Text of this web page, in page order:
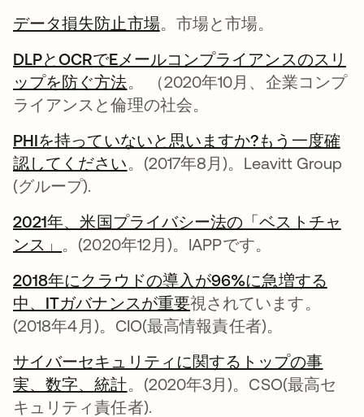
データ損失防止市場新しいタブで開く
。市場と市場。
DLPとOCRでEメールコンプライアンスのスリ
ップを防ぐ方法新しいタブで開く
。 （2020年10月、企業コンプ
ライアンスと倫理の社会。
PHIを持っていないと思いますか?もう一度確
認してください新しいタブで開く
。(2017年8月)。Leavitt Group
(グループ).
2021年、米国プライバシー法の「ベストチャ
ンス」 新しいタブで開く
。(2020年12月)。IAPPです。
2018年にクラウドの導入が96%に急増する
中、ITガバナンスが重要新しいタブで開く
視されています。
(2018年4月)。CIO(最高情報責任者)。
サイバーセキュリティに関するトップの事
実、数字、統計新しいタブで開く
。(2020年3月)。CSO(最高セ
キュリティ責任者).